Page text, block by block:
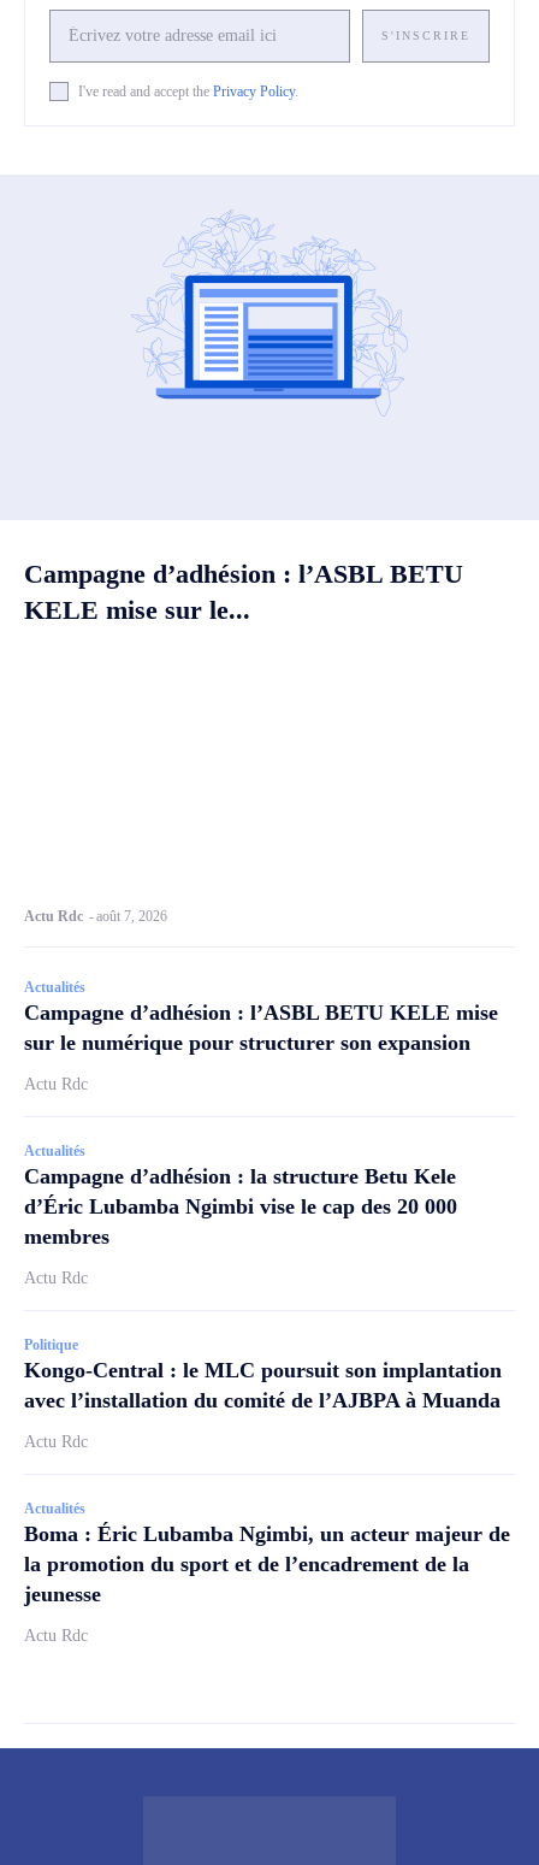
S'INSCRIRE
I've read and accept the Privacy Policy.
Campagne d’adhésion : l’ASBL BETU
KELE mise sur le...
Actu Rdc -août 7, 2026
Actualités
Campagne d’adhésion : l’ASBL BETU KELE mise
sur le numérique pour structurer son expansion
Actu Rdc
Actualités
Campagne d’adhésion : la structure Betu Kele
d’Éric Lubamba Ngimbi vise le cap des 20 000
membres
Actu Rdc
Politique
Kongo-Central : le MLC poursuit son implantation
avec l’installation du comité de l’AJBPA à Muanda
Actu Rdc
Actualités
Boma : Éric Lubamba Ngimbi, un acteur majeur de
la promotion du sport et de l’encadrement de la
jeunesse
Actu Rdc